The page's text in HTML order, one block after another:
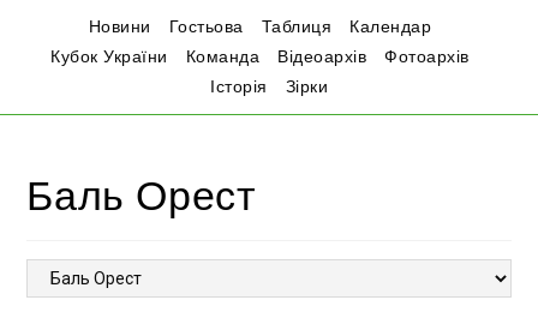
Новини Гостьова Таблиця
Календар
Кубок України
Команда Відеоархів
Фотоархів
Історія
Зірки
Баль Орест